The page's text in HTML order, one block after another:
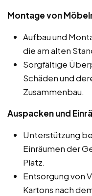
Montage von
Aufbau und
die am alten
Sorgfältige
Schäden und
Zusammenbau.
Auspacken und
Unterstützung
Einräumen der
Platz.
Entsorgung von
Kartons nach